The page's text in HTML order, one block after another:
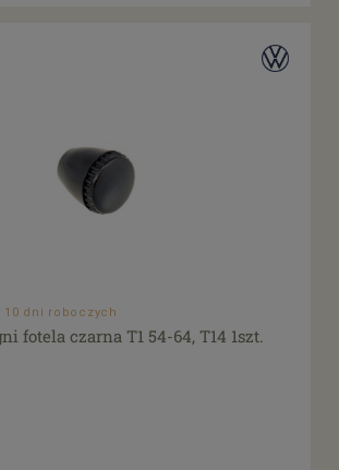
10 dni roboczych
fotela czarna T1 54-64, T14 1szt.